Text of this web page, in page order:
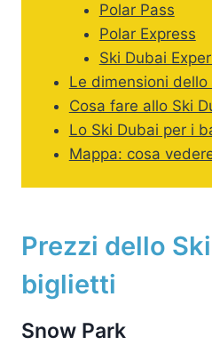
Polar Pass
Polar Express
Ski Dubai
Le dimensioni dello
Cosa fare allo Ski
Lo Ski Dubai per i
Mappa: cosa
Prezzi dello
biglietti
Snow Park